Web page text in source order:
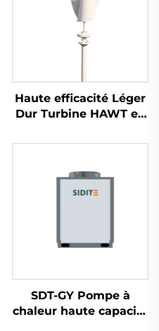
Haute efficacité Léger
Dur Turbine HAWT en
Démarre à faible vent
Générateurs éoliens
SDT-GY Pompe à
chaleur haute capacité